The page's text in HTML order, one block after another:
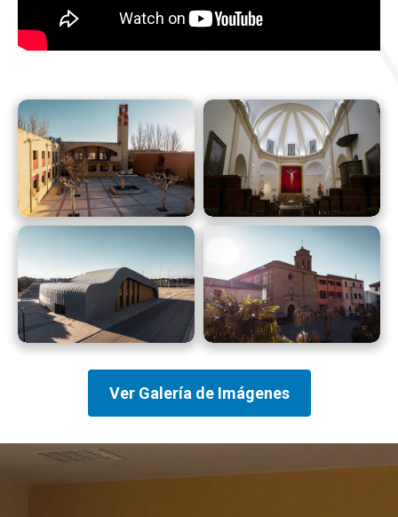
Ver Galería de Imágenes